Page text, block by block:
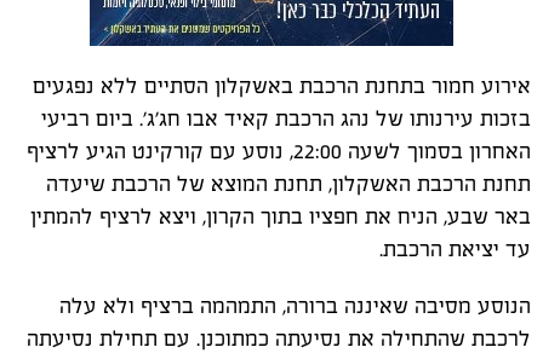
אירוע חמור בתחנת הרכבת באשקלון הסתיים ללא נפגעים
בזכות עירנותו של נהג הרכבת קאיד אבו חג'ג'. ביום רביעי
האחרון בסמוך לשעה 22:00, נוסע עם קורקינט הגיע לרציף
תחנת הרכבת האשקלון, תחנת המוצא של הרכבת שיעדה
באר שבע, הניח את חפציו בתוך הקרון, ויצא לרציף להמתין
עד יציאת הרכבת.
הנוסע מסיבה שאיננה ברורה, התמהמה ברציף ולא עלה
לרכבת שהתחילה את נסיעתה כמתוכנן. עם תחילת נסיעתה